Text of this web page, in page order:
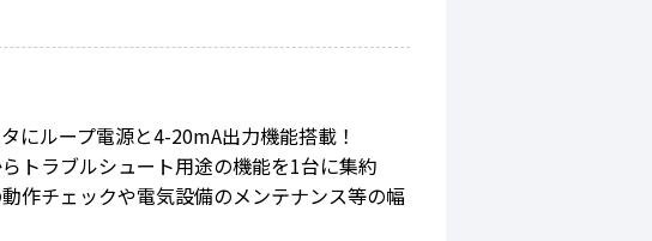
にループ電源と4-20mA出力機能搭載！
トラブルシュート用途の機能を1台に集約
作チェックや電気設備のメンテナンス等の幅